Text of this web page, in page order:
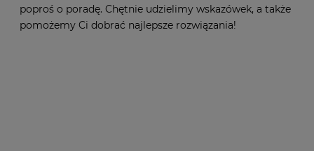
poproś o poradę. Chętnie udzielimy wskazówek, a także
pomożemy Ci dobrać najlepsze rozwiązania!